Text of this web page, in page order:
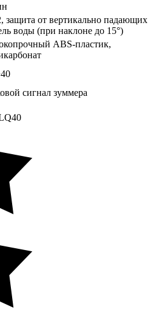
защита от вертикально падающих
воды (при наклоне до 15°)
ABS-пластик,
сигнал зуммера